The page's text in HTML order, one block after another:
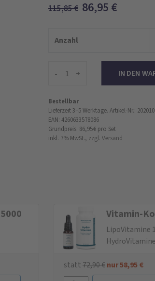
115,85€ 86,95 €
Anzahl
- +
Bestellbar
Lieferzeit 3–5 Werktage. Artikel-Nr.:
EAN: 4260633578086
Grundpreis: 86,95 € pro Set
inkl. 7% MwSt., zzgl. Versand
Vitamin-
LipoVitamine
HydroVitamine
statt72,90€nur58,95€